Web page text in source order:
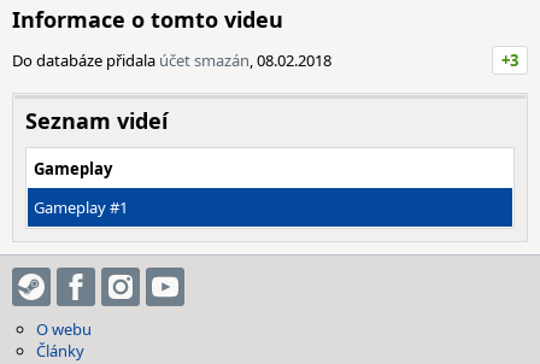
Informace o tomto videu
Do databáze přidala účet smazán, 08.02.2018 +3
Seznam videí
Gameplay
Gameplay #1
O webu
Články